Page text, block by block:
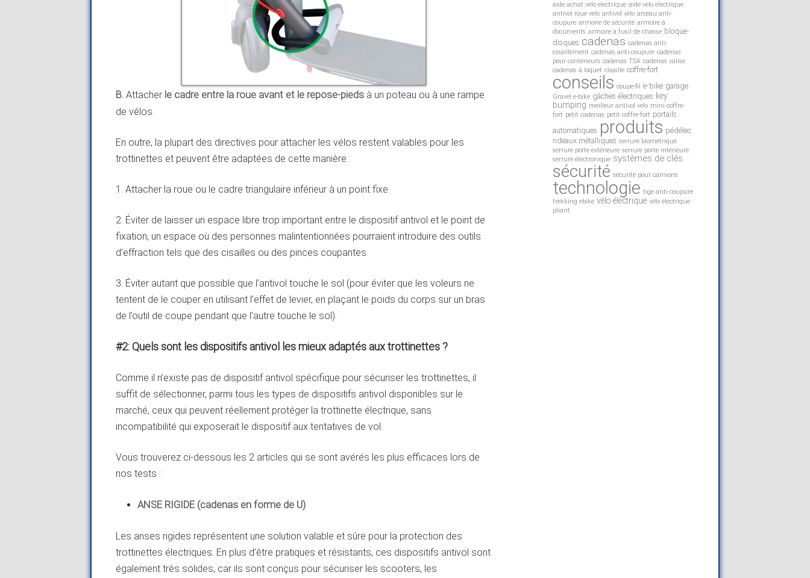
B. Attacher le cadre entre la roue avant et le repose-pieds à un poteau ou à une rampe
de vélos.
En outre, la plupart des directives pour attacher les vélos restent valables pour les
trottinettes et peuvent être adaptées de cette manière :
1. Attacher la roue ou le cadre triangulaire inférieur à un point fixe.
2. Éviter de laisser un espace libre trop important entre le dispositif antivol et le point de
fixation, un espace où des personnes malintentionnées pourraient introduire des outils
d’effraction tels que des cisailles ou des pinces coupantes.
3. Éviter autant que possible que l’antivol touche le sol (pour éviter que les voleurs ne
tentent de le couper en utilisant l’effet de levier, en plaçant le poids du corps sur un bras
de l’outil de coupe pendant que l’autre touche le sol).
#2: Quels sont les dispositifs antivol les mieux adaptés aux trottinettes ?
Comme il n’existe pas de dispositif antivol spécifique pour sécuriser les trottinettes, il
suffit de sélectionner, parmi tous les types de dispositifs antivol disponibles sur le
marché, ceux qui peuvent réellement protéger la trottinette électrique, sans
incompatibilité qui exposerait le dispositif aux tentatives de vol.
Vous trouverez ci-dessous les 2 articles qui se sont avérés les plus efficaces lors de
nos tests :
ANSE RIGIDE (cadenas en forme de U)
Les anses rigides représentent une solution valable et sûre pour la protection des
trottinettes électriques. En plus d’être pratiques et résistants, ces dispositifs antivol sont
également très solides, car ils sont conçus pour sécuriser les scooters, les
aide achat velo electrique aide velo electrique
antivol roue velo antivol vélo arceau anti-
coupure armoire de sécurité armoire à
documents armoire à fusil de chasse bloque-
disques cadenas cadenas anti-
cisaillement cadenas anti-coupure cadenas
pour conteneurs cadenas TSA cadenas valise
cadenas à loquet cisaille coffre-fort
conseils coupe-fil e-bike garage
Gravel e-bike gâches électriques key
bumping meilleur antivol velo mini coffre-
fort petit cadenas petit coffre-fort portails
automatiques produits pédélec
rideaux métalliques serrure biométrique
serrure porte extérieure serrure porte intérieure
serrure électronique systèmes de clés
sécurité sécurité pour camions
technologie tige anti-coupure
trekking ebike vélo électrique vélo électrique
pliant